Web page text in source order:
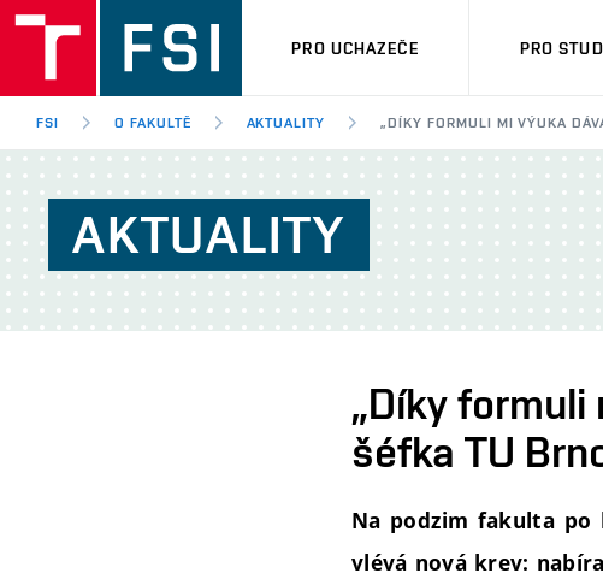
PRO UCHAZEČE PRO
FSI O FAKULTĚ AKTUALITY „DÍKY FORMULI MI VÝUKA
AKTUALITY
„Díky formuli
šéfka TU
Na podzim fakulta
vlévá nová krev: